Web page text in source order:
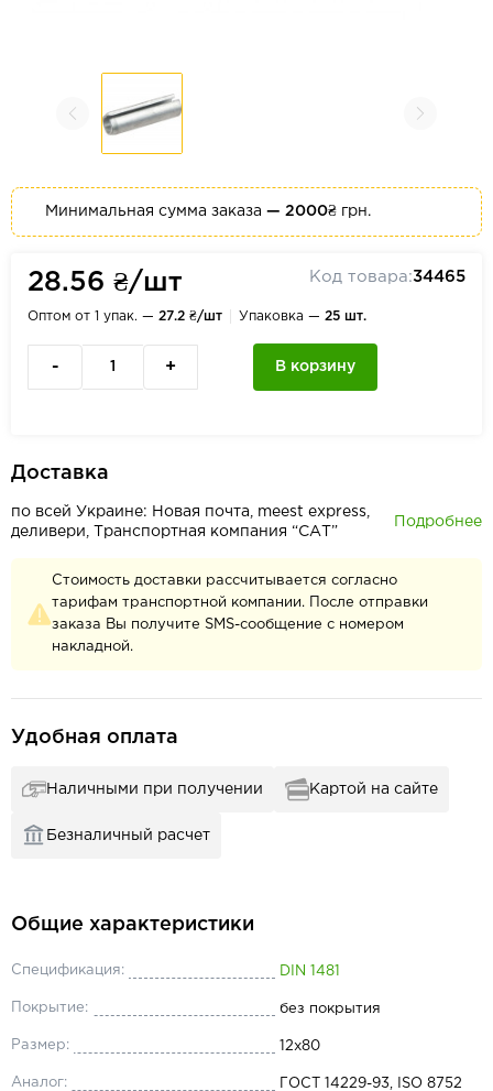
Минимальная сумма заказа — 2000₴ грн.
28.56 ₴/шт Код товара:34465
Оптом от 1 упак. — 27.2 ₴/шт Упаковка — 25 шт.
- + В корзину
Доставка
по всей Украине: Новая почта, meest express,
деливери, Транспортная компания “САТ”
Подробнее
Стоимость доставки рассчитывается согласно
тарифам транспортной компании. После отправки
заказа Вы получите SMS-сообщение с номером
накладной.
Удобная оплата
Наличными при получении Картой на сайте
Безналичный расчет
Общие характеристики
Спецификация: DIN 1481
Покрытие: без покрытия
Размер: 12x80
Аналог: ГОСТ 14229-93, ISO 8752